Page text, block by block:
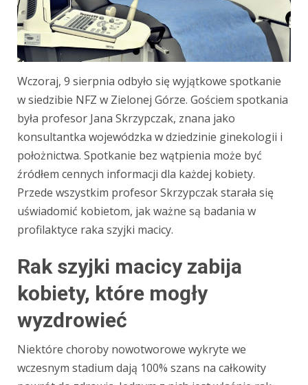
Wczoraj, 9 sierpnia odbyło się wyjątkowe spotkanie
w siedzibie NFZ w Zielonej Górze. Gościem spotkania
była profesor Jana Skrzypczak, znana jako
konsultantka wojewódzka w dziedzinie ginekologii i
położnictwa. Spotkanie bez wątpienia może być
źródłem cennych informacji dla każdej kobiety.
Przede wszystkim profesor Skrzypczak starała się
uświadomić kobietom, jak ważne są badania w
profilaktyce raka szyjki macicy.
Rak szyjki macicy zabija
kobiety, które mogły
wyzdrowieć
Niektóre choroby nowotworowe wykryte we
wczesnym stadium dają 100% szans na całkowity